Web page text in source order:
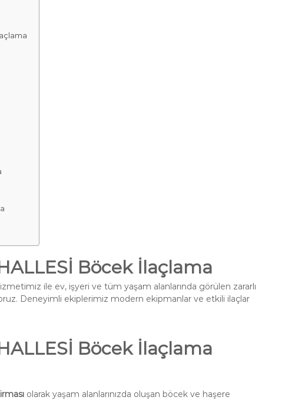
Böcek İlaçlama
ile ev, işyeri ve tüm yaşam alanlarında görülen zararlı
Deneyimli ekiplerimiz modern ekipmanlar ve etkili ilaçlar
Böcek İlaçlama
olarak yaşam alanlarınızda oluşan böcek ve haşere